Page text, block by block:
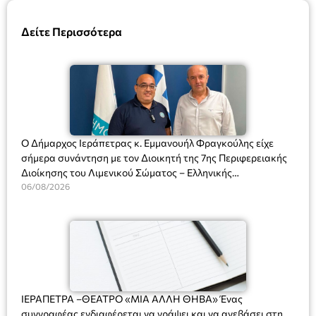
Δείτε Περισσότερα
Ο Δήμαρχος Ιεράπετρας κ. Εμμανουήλ Φραγκούλης είχε
σήμερα συνάντηση με τον Διοικητή της 7ης Περιφερειακής
Διοίκησης του Λιμενικού Σώματος – Ελληνικής
Ακτοφυλακής (Λ.Σ.-ΕΛ.ΑΚΤ.), Αρχιπλοίαρχο Λ.Σ. κ. Ιωάννη
06/08/2026
ΙΕΡΑΠΕΤΡΑ –ΘΕΑΤΡΟ «ΜΙΑ ΑΛΛΗ ΘΗΒΑ» Ένας
συγγραφέας ενδιαφέρεται να γράψει και να ανεβάσει στη